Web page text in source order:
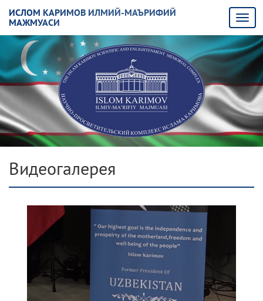
ИСЛОМ КАРИМОВ ИЛМИЙ-МАЪРИФИЙ
МАЖМУАСИ
Видеогалерея